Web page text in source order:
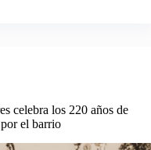
celebra los 220 años de
el barrio